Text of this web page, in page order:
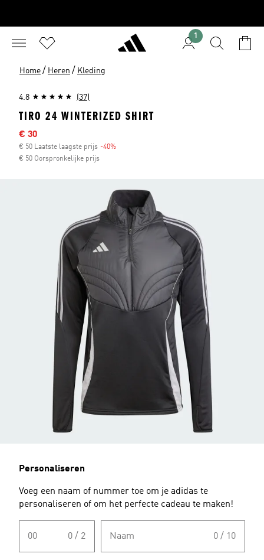
1
Home / Heren / Kleding
4.8 (37)
TIRO 24 WINTERIZED SHIRT
Afgeprijsde prijs
€ 30
€ 50 Laatste laagste prijs -40%
€ 50 Oorspronkelijke prijs
Personaliseren
Voeg een naam of nummer toe om je adidas te
personaliseren of om het perfecte cadeau te maken!
00 0 / 2 Naam 0 / 10